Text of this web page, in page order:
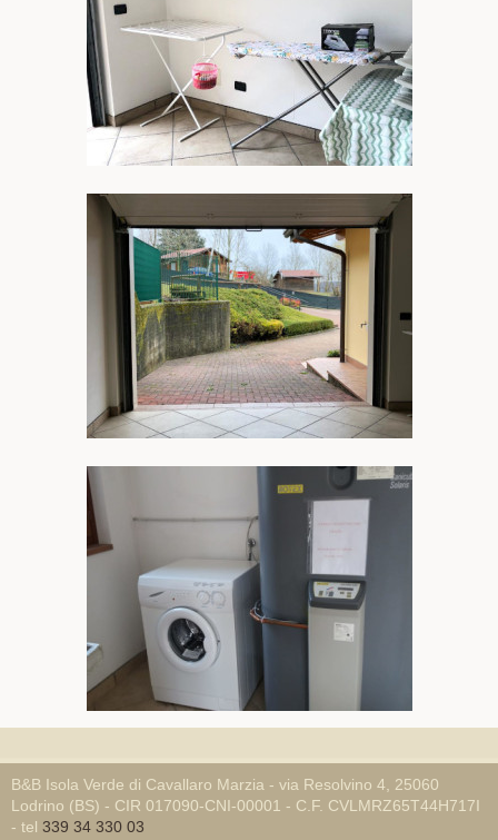
B&B Isola Verde di Cavallaro Marzia - via Resolvino 4, 25060
Lodrino (BS) - CIR 017090-CNI-00001 - C.F. CVLMRZ65T44H717I
- tel 339 34 330 03